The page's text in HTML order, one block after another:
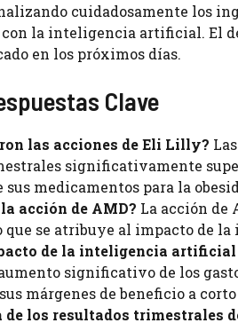
cuidadosamente los
la inteligencia artificial. El
en los próximos días.
Clave
las acciones de Eli Lilly?
significativamente
medicamentos para la
acción de AMD? La acción de
que se atribuye al impacto de
de la inteligencia
significativo de los
márgenes de beneficio a
de los resultados trimestrales